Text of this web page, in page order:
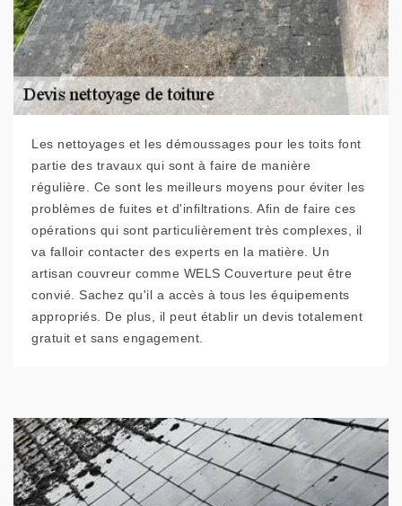
Les nettoyages et les démoussages pour les toits font
partie des travaux qui sont à faire de manière
régulière. Ce sont les meilleurs moyens pour éviter les
problèmes de fuites et d'infiltrations. Afin de faire ces
opérations qui sont particulièrement très complexes, il
va falloir contacter des experts en la matière. Un
artisan couvreur comme WELS Couverture peut être
convié. Sachez qu'il a accès à tous les équipements
appropriés. De plus, il peut établir un devis totalement
gratuit et sans engagement.